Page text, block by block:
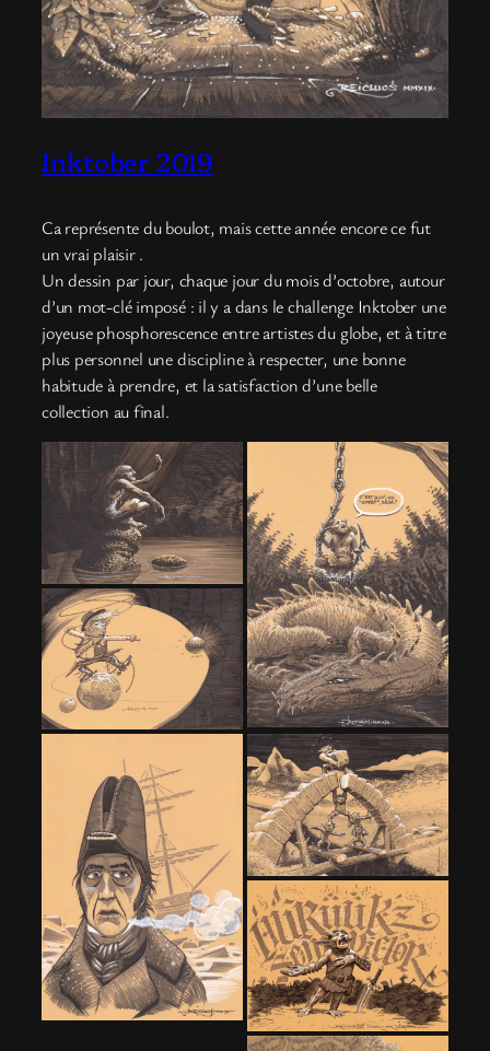
Inktober 2019
Ca représente du boulot, mais cette année encore ce fut
un vrai plaisir .
Un dessin par jour, chaque jour du mois d’octobre, autour
d’un mot-clé imposé : il y a dans le challenge Inktober une
joyeuse phosphorescence entre artistes du globe, et à titre
plus personnel une discipline à respecter, une bonne
habitude à prendre, et la satisfaction d’une belle
collection au final.